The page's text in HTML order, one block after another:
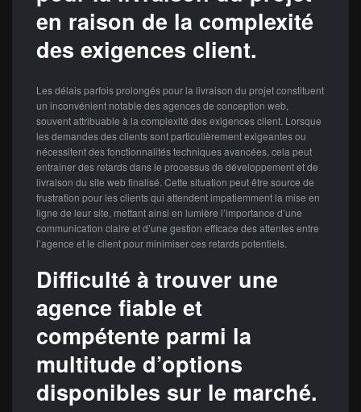
en raison de la complexité
des exigences client.
Les délais parfois prolongés pour la livraison du projet constituent
un inconvénient notable des agences de conception web,
souvent attribuable à la complexité des exigences client. Lorsque
les demandes des clients sont particulièrement exigeantes ou
nécessitent des fonctionnalités techniques avancées, cela peut
entraîner des retards dans le processus de développement et de
livraison du site web finalisé. Cette situation peut être source de
frustration pour les clients qui attendent impatiemment la mise en
ligne de leur site, mettant ainsi en lumière l’importance d’une
communication claire et d’une gestion efficace des attentes entre
l’agence et le client pour minimiser ces retards potentiels.
Difficulté à trouver une
agence fiable et
compétente parmi la
multitude d’options
disponibles sur le marché.